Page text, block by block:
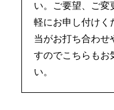
い。ご要望、ご変
軽にお申し付けく
当がお打ち合わせ
すのでこちらもお
い。